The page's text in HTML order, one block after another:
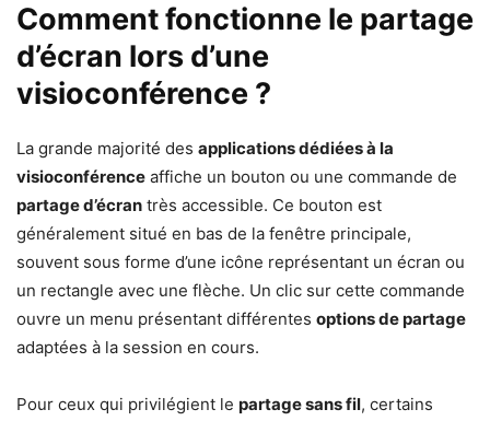
Comment fonctionne le partage
d’écran lors d’une
visioconférence ?
La grande majorité des applications dédiées à la
visioconférence affiche un bouton ou une commande de
partage d’écran très accessible. Ce bouton est
généralement situé en bas de la fenêtre principale,
souvent sous forme d’une icône représentant un écran ou
un rectangle avec une flèche. Un clic sur cette commande
ouvre un menu présentant différentes options de partage
adaptées à la session en cours.
Pour ceux qui privilégient le partage sans fil, certains